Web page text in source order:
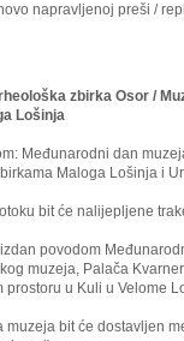
napravljenoj preši /
zbirka Osor /
Lošinja
Međunarodni dan
Maloga Lošinja i
bit će nalijepljene
povodom
muzeja, Palača
u Kuli u Velome
bit će dostavljen